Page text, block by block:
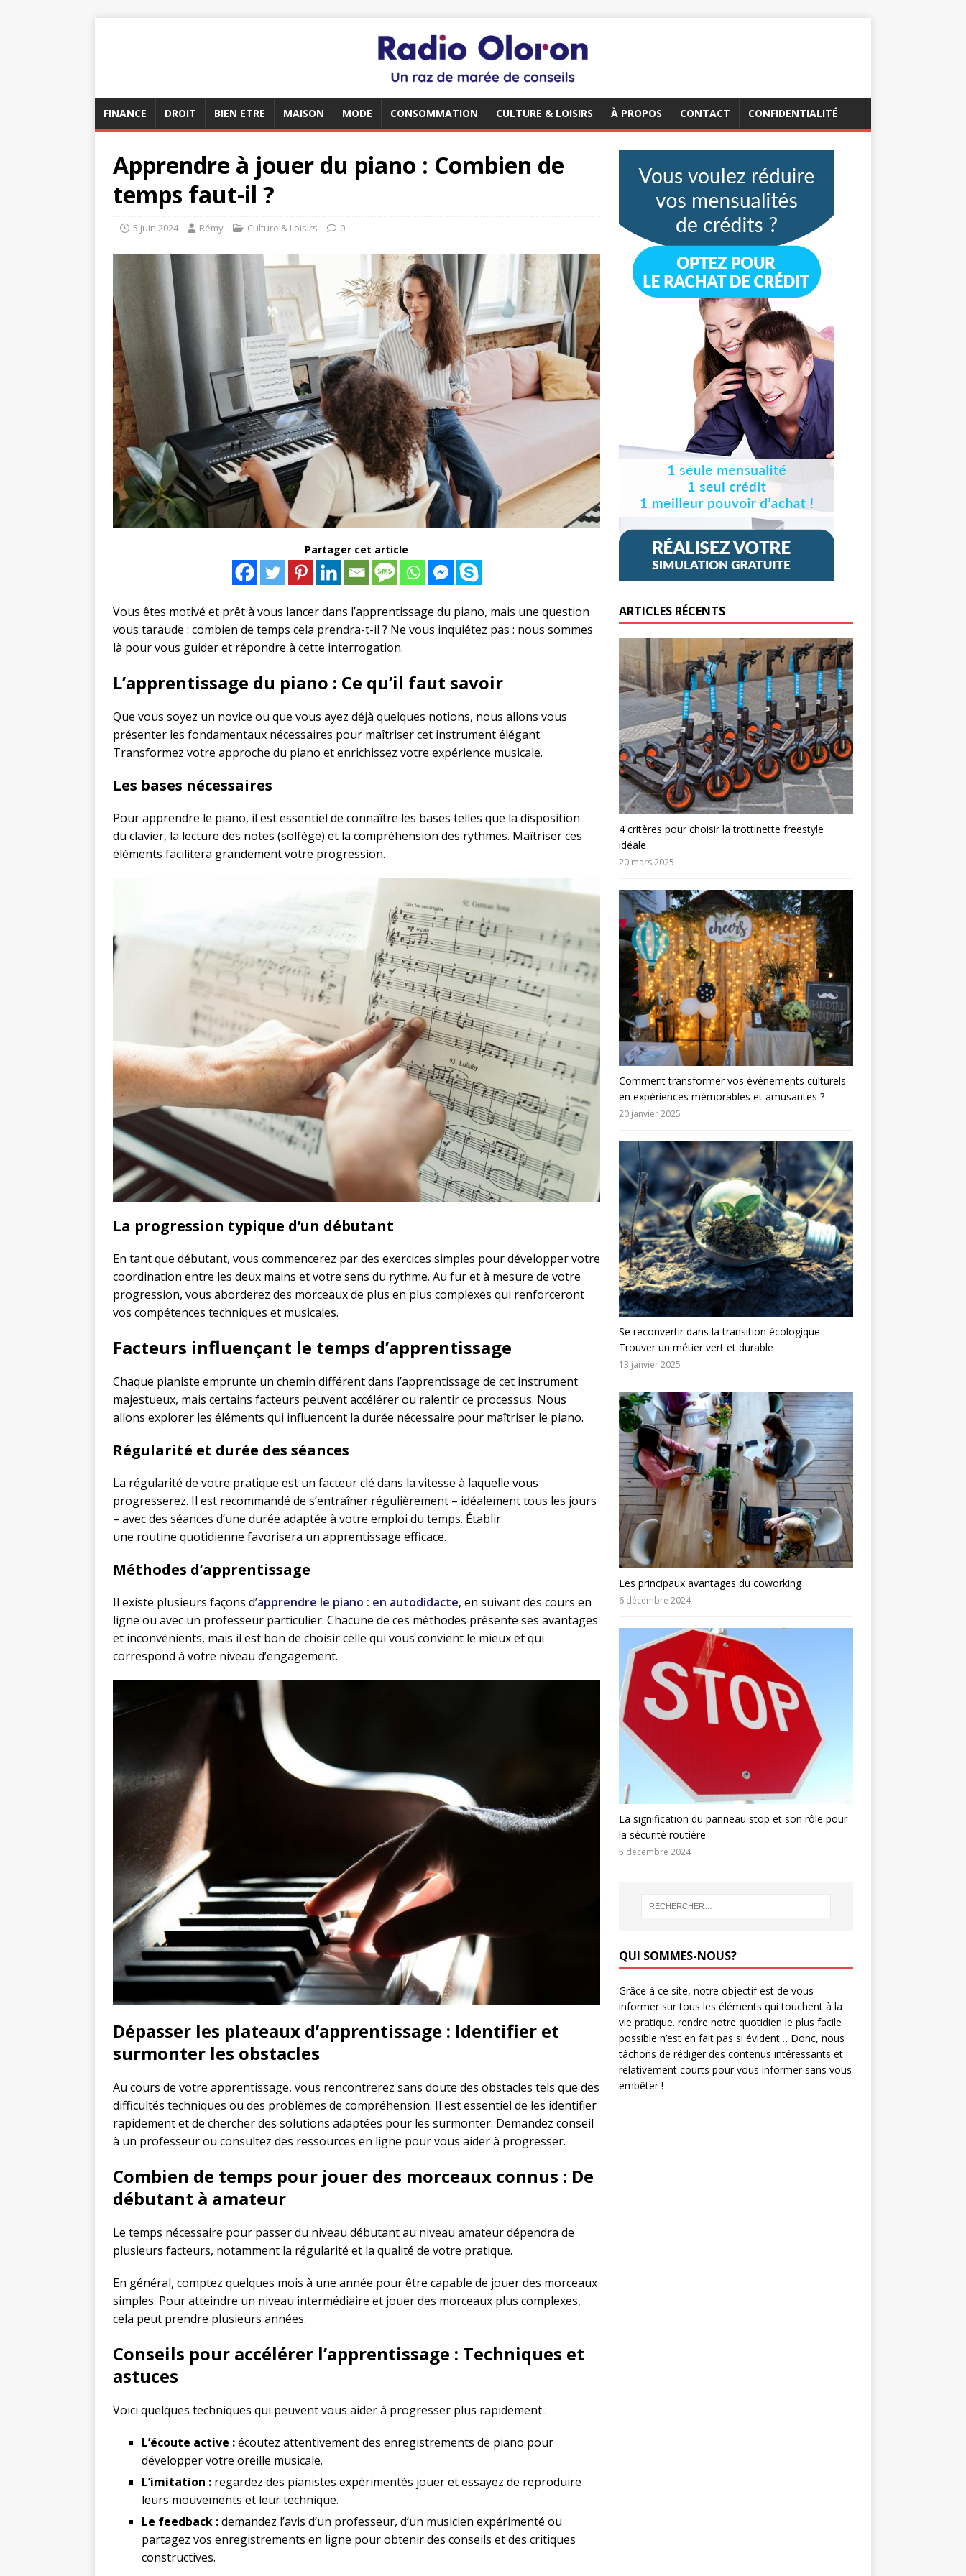
FINANCE DROIT BIEN ETRE MAISON MODE CONSOMMATION CULTURE & LOISIRS À PROPOS CONTACT CONFIDENTIALITÉ
Apprendre à jouer du piano : Combien de
temps faut-il ?
5 juin 2024 Rémy Culture & Loisirs 0
Partager cet article
Vous êtes motivé et prêt à vous lancer dans l’apprentissage du piano, mais une question
vous taraude : combien de temps cela prendra-t-il ? Ne vous inquiétez pas : nous sommes
là pour vous guider et répondre à cette interrogation.
L’apprentissage du piano : Ce qu’il faut savoir
Que vous soyez un novice ou que vous ayez déjà quelques notions, nous allons vous
présenter les fondamentaux nécessaires pour maîtriser cet instrument élégant.
Transformez votre approche du piano et enrichissez votre expérience musicale.
Les bases nécessaires
Pour apprendre le piano, il est essentiel de connaître les bases telles que la disposition
du clavier, la lecture des notes (solfège) et la compréhension des rythmes. Maîtriser ces
éléments facilitera grandement votre progression.
La progression typique d’un débutant
En tant que débutant, vous commencerez par des exercices simples pour développer votre
coordination entre les deux mains et votre sens du rythme. Au fur et à mesure de votre
progression, vous aborderez des morceaux de plus en plus complexes qui renforceront
vos compétences techniques et musicales.
Facteurs influençant le temps d’apprentissage
Chaque pianiste emprunte un chemin différent dans l’apprentissage de cet instrument
majestueux, mais certains facteurs peuvent accélérer ou ralentir ce processus. Nous
allons explorer les éléments qui influencent la durée nécessaire pour maîtriser le piano.
Régularité et durée des séances
La régularité de votre pratique est un facteur clé dans la vitesse à laquelle vous
progresserez. Il est recommandé de s’entraîner régulièrement – idéalement tous les jours
– avec des séances d’une durée adaptée à votre emploi du temps. Établir
une routine quotidienne favorisera un apprentissage efficace.
Méthodes d’apprentissage
Il existe plusieurs façons d’apprendre le piano : en autodidacte, en suivant des cours en
ligne ou avec un professeur particulier. Chacune de ces méthodes présente ses avantages
et inconvénients, mais il est bon de choisir celle qui vous convient le mieux et qui
correspond à votre niveau d’engagement.
Dépasser les plateaux d’apprentissage : Identifier et
surmonter les obstacles
Au cours de votre apprentissage, vous rencontrerez sans doute des obstacles tels que des
difficultés techniques ou des problèmes de compréhension. Il est essentiel de les identifier
rapidement et de chercher des solutions adaptées pour les surmonter. Demandez conseil
à un professeur ou consultez des ressources en ligne pour vous aider à progresser.
Combien de temps pour jouer des morceaux connus : De
débutant à amateur
Le temps nécessaire pour passer du niveau débutant au niveau amateur dépendra de
plusieurs facteurs, notamment la régularité et la qualité de votre pratique.
En général, comptez quelques mois à une année pour être capable de jouer des morceaux
simples. Pour atteindre un niveau intermédiaire et jouer des morceaux plus complexes,
cela peut prendre plusieurs années.
Conseils pour accélérer l’apprentissage : Techniques et
astuces
Voici quelques techniques qui peuvent vous aider à progresser plus rapidement :
L’écoute active :écoutez attentivement des enregistrements de piano pour
développer votre oreille musicale.
L’imitation : regardez des pianistes expérimentés jouer et essayez de reproduire
leurs mouvements et leur technique.
Le feedback :demandez l’avis d’un professeur, d’un musicien expérimenté ou
partagez vos enregistrements en ligne pour obtenir des conseils et des critiques
constructives.
ARTICLES RÉCENTS
4 critères pour choisir la trottinette freestyle
idéale
20 mars 2025
Comment transformer vos événements culturels
en expériences mémorables et amusantes ?
20 janvier 2025
Se reconvertir dans la transition écologique :
Trouver un métier vert et durable
13 janvier 2025
Les principaux avantages du coworking
6 décembre 2024
La signification du panneau stop et son rôle pour
la sécurité routière
5 décembre 2024
QUI SOMMES-NOUS?
Grâce à ce site, notre objectif est de vous
informer sur tous les éléments qui touchent à la
vie pratique. rendre notre quotidien le plus facile
possible n’est en fait pas si évident… Donc, nous
tâchons de rédiger des contenus intéressants et
relativement courts pour vous informer sans vous
embêter !